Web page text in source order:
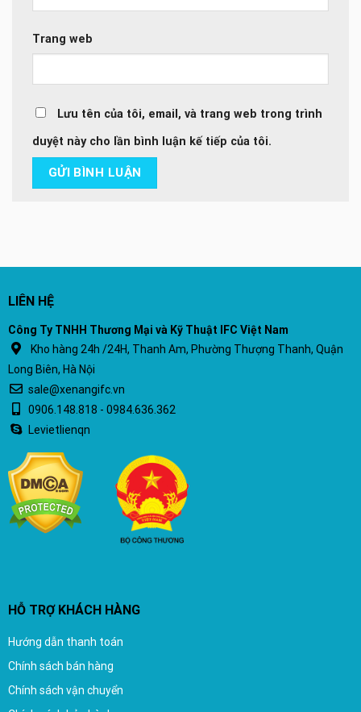
Trang web
Lưu tên của tôi, email, và trang web trong trình
duyệt này cho lần bình luận kế tiếp của tôi.
LIÊN HỆ
Công Ty TNHH Thương Mại và Kỹ Thuật IFC Việt Nam
Kho hàng 24h /24H, Thanh Am, Phường Thượng Thanh, Quận
Long Biên, Hà Nội
sale@xenangifc.vn
0906.148.818 - 0984.636.362
Levietlienqn
HỖ TRỢ KHÁCH HÀNG
Hướng dẫn thanh toán
Chính sách bán hàng
Chính sách vận chuyển